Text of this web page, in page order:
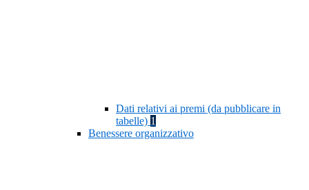
Dati relativi ai premi (da pubblicare in
tabelle) 1
Benessere organizzativo